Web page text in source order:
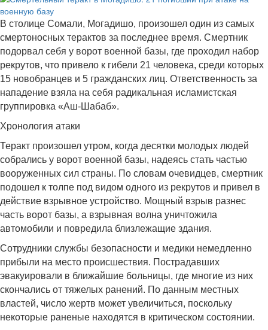
В столице Сомали, Могадишо, произошел один из самых
смертоносных терактов за последнее время. Смертник
подорвал себя у ворот военной базы, где проходил набор
рекрутов, что привело к гибели 21 человека, среди которых
15 новобранцев и 5 гражданских лиц. Ответственность за
нападение взяла на себя радикальная исламистская
группировка «Аш-Шабаб».
Хронология атаки
Теракт произошел утром, когда десятки молодых людей
собрались у ворот военной базы, надеясь стать частью
вооруженных сил страны. По словам очевидцев, смертник
подошел к толпе под видом одного из рекрутов и привел в
действие взрывное устройство. Мощный взрыв разнес
часть ворот базы, а взрывная волна уничтожила
автомобили и повредила близлежащие здания.
Сотрудники службы безопасности и медики немедленно
прибыли на место происшествия. Пострадавших
эвакуировали в ближайшие больницы, где многие из них
скончались от тяжелых ранений. По данным местных
властей, число жертв может увеличиться, поскольку
некоторые раненые находятся в критическом состоянии.